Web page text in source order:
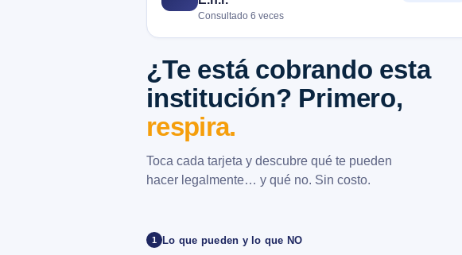
Consultado 6 veces
¿Te está cobrando esta
institución? Primero,
respira.
Toca cada tarjeta y descubre qué te pueden
hacer legalmente… y qué no. Sin costo.
1 Lo que pueden y lo que NO